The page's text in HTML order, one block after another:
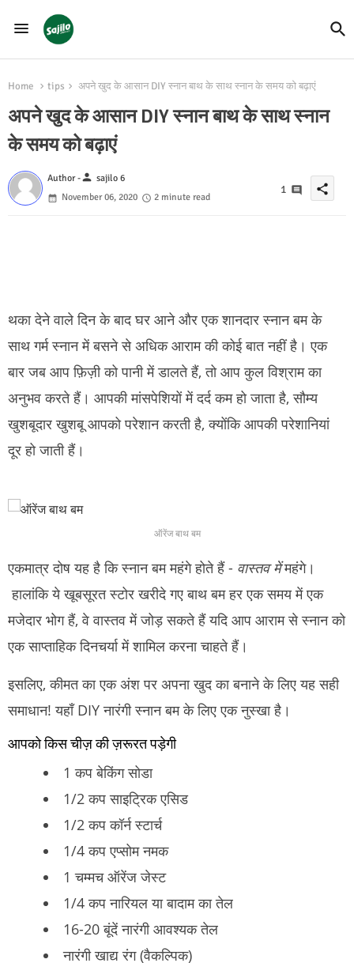
Home tips अपने खुद के आसान DIY स्नान बाथ के साथ स्नान के समय को बढ़ाएं
अपने खुद के आसान DIY स्नान बाथ के साथ स्नान
के समय को बढ़ाएं
Author -person sajilo 6
November 06, 2020
2 minute read
1 share
थका देने वाले दिन के बाद घर आने और एक शानदार स्नान बम के
साथ गर्म स्नान में बसने से अधिक आराम की कोई बात नहीं है।एक
बार जब आप फ़िज़ी को पानी में डालते हैं, तो आप कुल विश्राम का
अनुभव करते हैं। आपकी मांसपेशियों में दर्द कम हो जाता है, सौम्य
खुशबूदार खुशबू आपको परेशान करती है, क्योंकि आपकी परेशानियां
दूर हो जाती हैं।
ऑरेंज बाथ बम
एकमात्र दोष यह है कि स्नान बम महंगे होते हैं - वास्तव मेंमहंगे।
हालांकि ये खूबसूरत स्टोर खरीदे गए बाथ बम हर एक समय में एक
मजेदार भोग हैं, वे वास्तव में जोड़ सकते हैं यदि आप आराम से स्नान को
एक साप्ताहिक दिनचर्या में शामिल करना चाहते हैं।
इसलिए, कीमत का एक अंश पर अपना खुद का बनाने के लिए यह सही
समाधान!यहाँ DIY नारंगी स्नान बम के लिए एक नुस्खा है।
आपको किस चीज़ की ज़रूरत पड़ेगी
1 कप बेकिंग सोडा
1/2 कप साइट्रिक एसिड
1/2 कप कॉर्न स्टार्च
1/4 कप एप्सोम नमक
1 चम्मच ऑरेंज जेस्ट
1/4 कप नारियल या बादाम का तेल
16-20 बूंदें नारंगी आवश्यक तेल
नारंगी खाद्य रंग (वैकल्पिक)